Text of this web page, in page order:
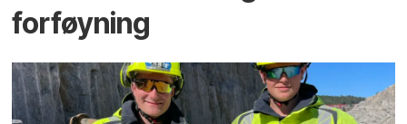
forføyning